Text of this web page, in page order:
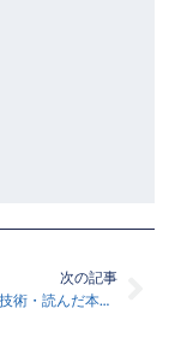
次の記事
目的達成の全技術・読んだ本シリーズ38